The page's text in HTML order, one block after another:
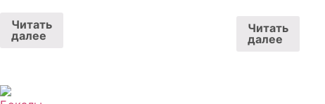
Читать
далее
Читать
далее